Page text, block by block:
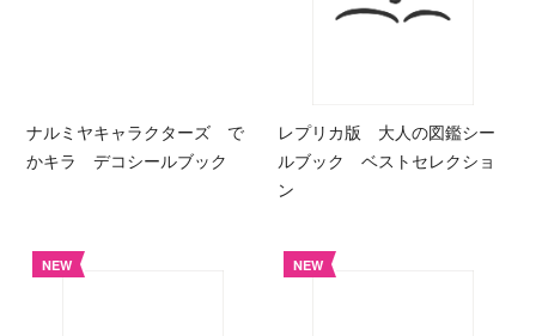
ナルミヤキャラクターズ で
かキラ デコシールブック
レプリカ版 大人の図鑑シー
ルブック ベストセレクショ
ン
NEW NEW